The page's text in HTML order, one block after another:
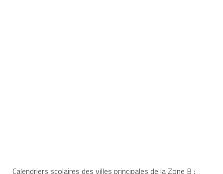
Calendriers scolaires des villes principales de la Zone B :